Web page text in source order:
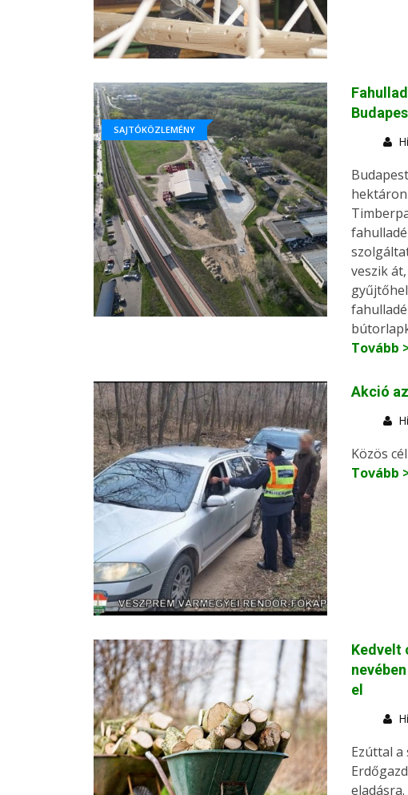
SAJTÓKÖZLEMÉNY
hektáron
veszik
Tovább
Akció
Közös
Tovább
Kedvelt
el
Ezúttal